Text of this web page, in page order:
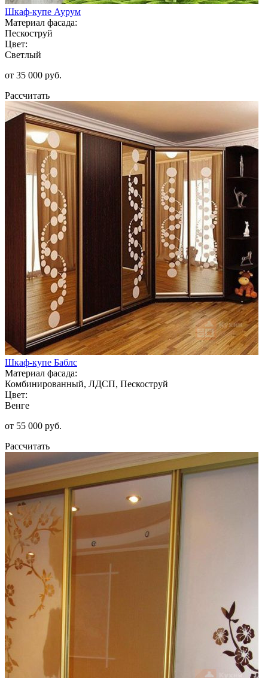
Шкаф-купе Аурум
Материал фасада:
Пескоструй
Цвет:
Светлый
от 35 000 руб.
Рассчитать
Шкаф-купе Баблс
Материал фасада:
Комбинированный, ЛДСП, Пескоструй
Цвет:
Венге
от 55 000 руб.
Рассчитать